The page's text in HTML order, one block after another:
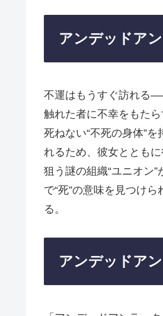
アンデッドア
不運はもうすぐ訪れる
触れた者に不幸をもた
死ねない“不死の身体”を
れるため、彼女ととも
狙う謎の組織“ユニオン
で“死”の意味を見つけ
る。
アンデッドア